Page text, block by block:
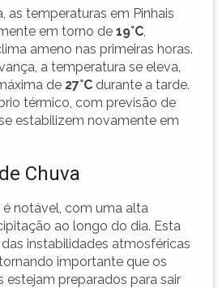
as temperaturas em Pinhais
em torno de 19°C
ameno nas primeiras horas.
a temperatura se eleva,
de 27°C durante a tarde.
térmico, com previsão de
estabilizem novamente em
Chuva
notável, com uma alta
ao longo do dia. Esta
instabilidades atmosféricas
importante que os
estejam preparados para sair